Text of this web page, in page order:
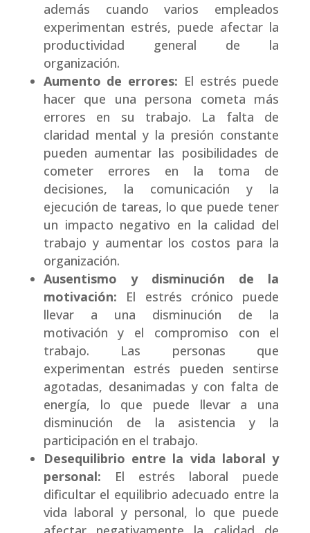
además cuando varios empleados
experimentan estrés, puede afectar la
productividad general de la
organización.
Aumento de errores: El estrés puede
hacer que una persona cometa más
errores en su trabajo. La falta de
claridad mental y la presión constante
pueden aumentar las posibilidades de
cometer errores en la toma de
decisiones, la comunicación y la
ejecución de tareas, lo que puede tener
un impacto negativo en la calidad del
trabajo y aumentar los costos para la
organización.
Ausentismo y disminución de la
motivación: El estrés crónico puede
llevar a una disminución de la
motivación y el compromiso con el
trabajo. Las personas que
experimentan estrés pueden sentirse
agotadas, desanimadas y con falta de
energía, lo que puede llevar a una
disminución de la asistencia y la
participación en el trabajo.
Desequilibrio entre la vida laboral y
personal: El estrés laboral puede
dificultar el equilibrio adecuado entre la
vida laboral y personal, lo que puede